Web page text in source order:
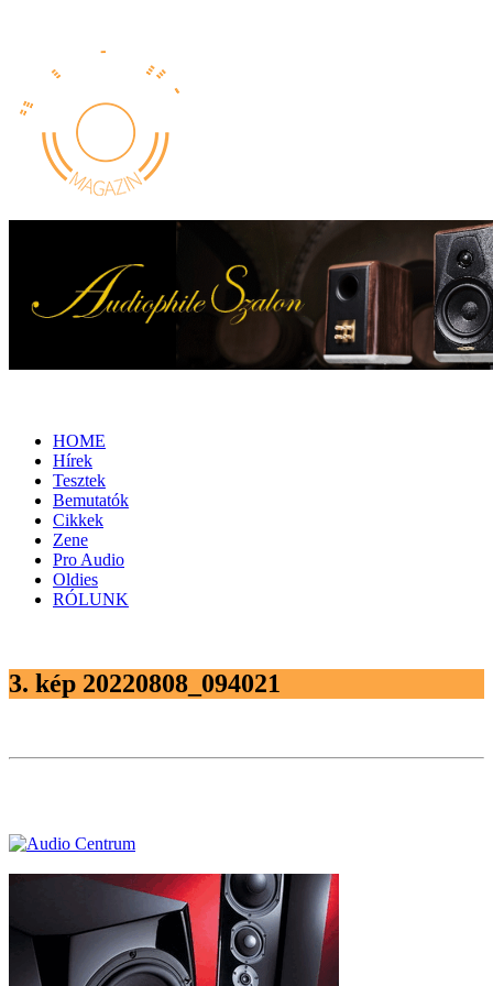
HOME
Hírek
Tesztek
Bemutatók
Cikkek
Zene
Pro Audio
Oldies
RÓLUNK
3. kép 20220808_094021